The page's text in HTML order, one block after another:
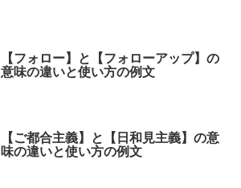
【フォロー】と【フォローアップ】の
意味の違いと使い方の例文
【ご都合主義】と【日和見主義】の意
味の違いと使い方の例文